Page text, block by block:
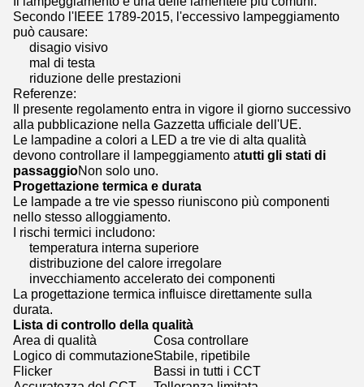
Secondo l'IEEE 1789-2015, l'eccessivo lampeggiamento
può causare:
disagio visivo
mal di testa
riduzione delle prestazioni
Referenze:
Il presente regolamento entra in vigore il giorno successivo
alla pubblicazione nella Gazzetta ufficiale dell'UE.
Le lampadine a colori a LED a tre vie di alta qualità
devono controllare il lampeggiamento atutti gli stati di
passaggioNon solo uno.
Progettazione termica e durata
Le lampade a tre vie spesso riuniscono più componenti
nello stesso alloggiamento.
I rischi termici includono:
temperatura interna superiore
distribuzione del calore irregolare
invecchiamento accelerato dei componenti
La progettazione termica influisce direttamente sulla
durata.
Lista di controllo della qualità
Area di qualità
Cosa controllare
Logico di commutazioneStabile, ripetibile
Flicker
Bassi in tutti i CCT